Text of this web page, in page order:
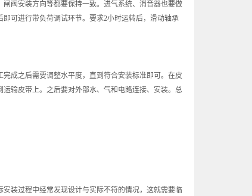
阀安装方向等都要保持一致。进气系统、消音器也要做
可进行带负荷调试环节。要求2小时运转后，滑动轴承
成之后需要调整水平度，直到符合安装标准即可。在皮
输皮带上。之后要对外部水、气和电路连接、安装。总
装过程中经常发现设计与实际不符的情况，这就需要临